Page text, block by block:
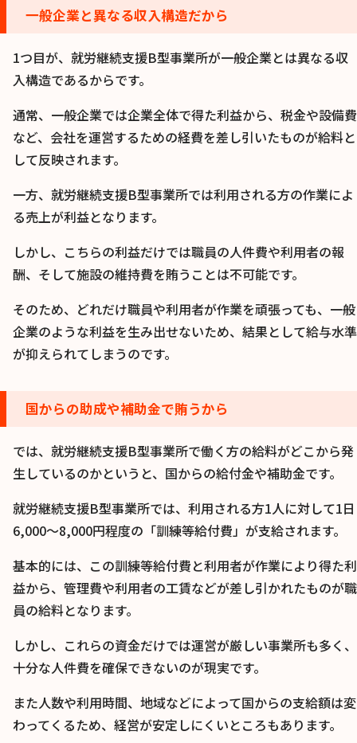
一般企業と異なる収入構造だから
1つ目が、就労継続支援B型事業所が一般企業とは異なる収
入構造であるからです。
通常、一般企業では企業全体で得た利益から、税金や設備費
など、会社を運営するための経費を差し引いたものが給料と
して反映されます。
一方、就労継続支援B型事業所では利用される方の作業によ
る売上が利益となります。
しかし、こちらの利益だけでは職員の人件費や利用者の報
酬、そして施設の維持費を賄うことは不可能です。
そのため、どれだけ職員や利用者が作業を頑張っても、一般
企業のような利益を生み出せないため、結果として給与水準
が抑えられてしまうのです。
国からの助成や補助金で賄うから
では、就労継続支援B型事業所で働く方の給料がどこから発
生しているのかというと、国からの給付金や補助金です。
就労継続支援B型事業所では、利用される方1人に対して1日
6,000～8,000円程度の「訓練等給付費」が支給されます。
基本的には、この訓練等給付費と利用者が作業により得た利
益から、管理費や利用者の工賃などが差し引かれたものが職
員の給料となります。
しかし、これらの資金だけでは運営が厳しい事業所も多く、
十分な人件費を確保できないのが現実です。
また人数や利用時間、地域などによって国からの支給額は変
わってくるため、経営が安定しにくいところもあります。